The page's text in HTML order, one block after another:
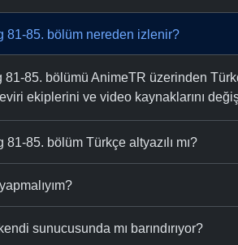
81-85. bölüm nereden izlenir?
85. bölümü AnimeTR üzerinden
ekiplerini ve video kaynaklarını
85. bölüm Türkçe altyazılı mı?
sunucusunda mı barındırıyor?